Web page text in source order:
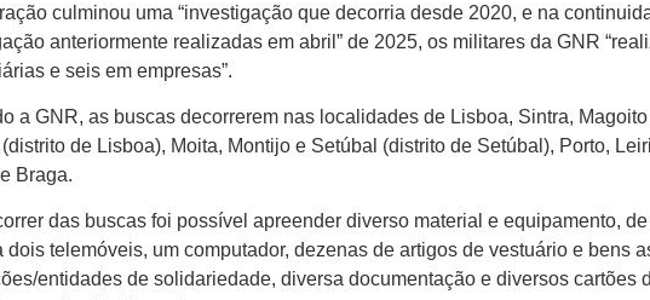
culminou uma “investigação que decorria desde 2020, e na
anteriormente realizadas em abril” de 2025, os militares da GNR
e seis em empresas”.
a GNR, as buscas decorrerem nas localidades de Lisboa, Sintra,
de Lisboa), Moita, Montijo e Setúbal (distrito de Setúbal), Porto,
Braga.
das buscas foi possível apreender diverso material e equipamento,
dois telemóveis, um computador, dezenas de artigos de vestuário e bens
entidades de solidariedade, diversa documentação e diversos cartões